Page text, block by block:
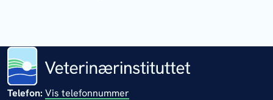
Telefon: Vis telefonnummer